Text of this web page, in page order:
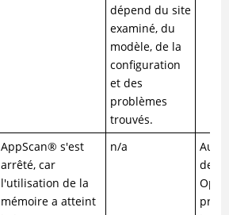
dépend du site
examiné, du
modèle, de la
configuration
et des
problèmes
trouvés.
AppScan® s'est
arrêté, car
l'utilisation de la
mémoire a atteint
n/a
de